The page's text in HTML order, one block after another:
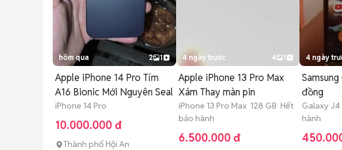
hôm qua 2 1
Apple iPhone 14 Pro Tím
A16 Bionic Mới Nguyên Seal
iPhone 14 Pro
10.000.000 đ
Thành phố Hội An
4 ngày trước 4 1
Apple iPhone 13 Pro Max
Xám Thay màn pin
iPhone 13 Pro Max 128 GB Hết
bảo hành
6.500.000 đ
4 ngày
đồng
Galaxy
hành